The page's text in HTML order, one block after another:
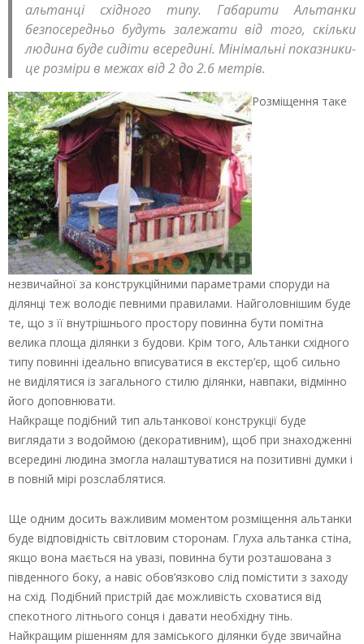
альтанці східного типу. Габарити Альтанки
безпосередньо будуть залежати від того, скільки
людина буде сидіти всередині. Мінімальні показники-
це розміри в межах від 2 до 2.6 метрів.
Розміщення таке
незвичайної за конструкційними параметрами споруди на
ділянці теж володіє певними правилами. Найголовнішим буде
те, що з її внутрішнього простору повинна бути помітна
велика площа ділянки з будови. Крім того, Альтанки східного
типу повинні ідеально вписуватися в екстер’єр, щоб сильно
не виділятися із загального стилю ділянки, навпаки, відмінно
його доповнювати.
Найкраще подібний тип альтанкової конструкції буде
виглядати з водоймою (декоративним), щоб при знаходженні
всередині людина змогла налаштуватися на позитивні думки і
в повній мірі розслаблятися.
Ще одним досить важливим моментом розміщення альтанки
буде відповідність світловим сторонам. Глуха альтанка стіна,
якщо вона мається на увазі, повинна бути розташована з
південного боку, а навіс обов’язково слід помістити з заходу
на схід. Подібний пристрій дає можливість сховатися від
спекотного літнього сонця і давати необхідну тінь.
Найкращим рішенням для заміського ділянки буде звичайна